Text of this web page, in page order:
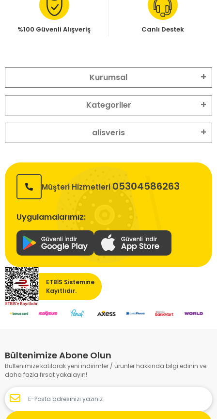
%100 Güvenli Alışveriş Canlı Destek
Kurumsal
Kategoriler
alisveris
Müşteri Hizmetleri 05304586263
Uygulamalarımız:
ETBİS Sistemine
Kayıtlıdır.
Bültenimize Abone Olun
Bültenimize katılarak yeni indirimler / ürünler hakkında bilgi edinin ve
daha fazla fırsat yakalayın!